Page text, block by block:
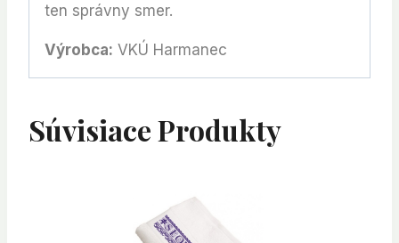
ten správny smer.
Výrobca: VKÚ Harmanec
Súvisiace Produkty